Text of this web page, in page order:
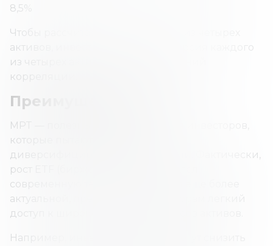
8,5%
Чтобы рассчитать риск портфеля из четырех
активов, инвестору нужны дисперсия каждого
из четырех активов и шесть значений
корреляции.
Преимущества MPT
MPT — полезный инструмент для инвесторов,
которые пытаются создать
диверсифицированные портфели. Фактически,
рост ETF (биржевых фондов) сделал
современную теорию портфелей еще более
актуальной, предоставив инвесторам легкий
доступ к широкому спектру классов активов.
Например, инвесторы в акции могут снизить